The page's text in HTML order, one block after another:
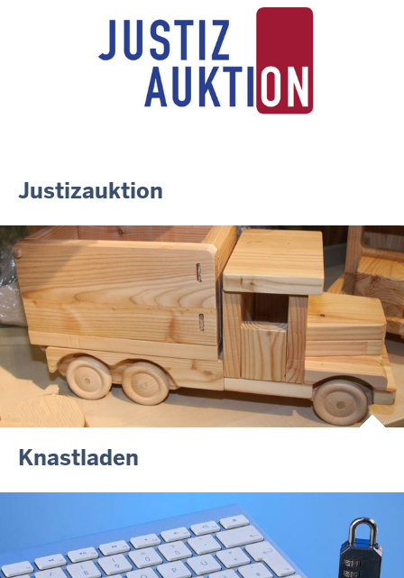
Justiz der Zukunft gemeinsam gestalten: Minister Limbach
zieht positive Bilanz des Projekts Zukunftswerkstatt Justiz
der Justizvollzugsschule NRW geehrt
RechtSpecial - Schiedsleute helfen Streit schlichten!
Justizauktion
Knastladen